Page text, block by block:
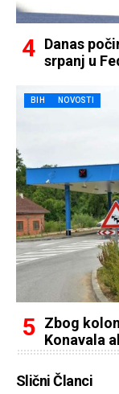
Danas
srpanj u
BIH NOVOSTI
Zbog
Konavala
Slični Članci